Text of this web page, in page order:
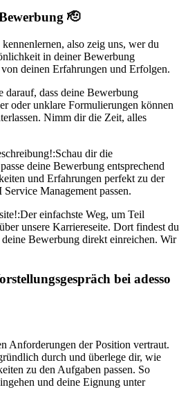
🫡
also zeig uns, wer du
in deiner Bewerbung
deinen Erfahrungen und Erfolgen.
darauf, dass deine Bewerbung
oder unklare Formulierungen können
Nimm dir die Zeit, alles
Schau dir die
deine Bewerbung entsprechend
und Erfahrungen perfekt zu der
Management passen.
Der einfachste Weg, um Teil
unsere Karriereseite. Dort findest du
Bewerbung direkt einreichen. Wir
bei adesso
Anforderungen der Position vertraut.
durch und überlege dir, wie
zu den Aufgaben passen. So
und deine Eignung unter